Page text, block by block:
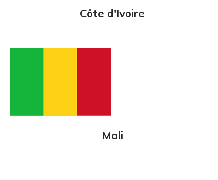
Côte d'Ivoire
Mali